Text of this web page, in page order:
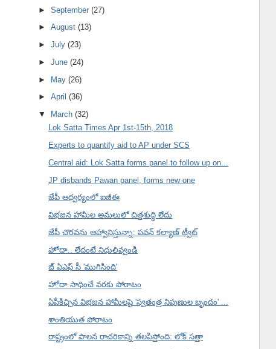
►September(27)
►August(13)
►July(23)
►June(24)
► May(26)
►April(36)
▼
March(32)
Lok Satta Times Apr 1st-15th, 2018
Experts to quantify aid to AP under SCS
Central aid: Lok Satta forms panel to follow up on...
JP disbands Pawan panel, forms new one
జేపీ ఆధ్వర్యంలో ఐజీఈ
విభజన హామీల అమలులో చిత్తశుద్ధి లేదు
జేపీ చొరవను ఆహ్వానిస్తున్నా: పవన్ కల్యాణ్ ట్వీట్
హోదా.. లేదంటే నిధులివ్వండి
జ్ ఏఎఫ్ సీ 'ముగిసింది'
హోదా సాధించే వరకు పోరాటం
ఏపీకిచ్చిన విభజన హామీలపై 'స్వతంత్ర నిపుణుల బృందం' ...
శాంతియుత పోరాటం
రాష్ట్రంలో పాలన రాచరికాన్ని తలపిస్తోంది: లోక్ సత్తా